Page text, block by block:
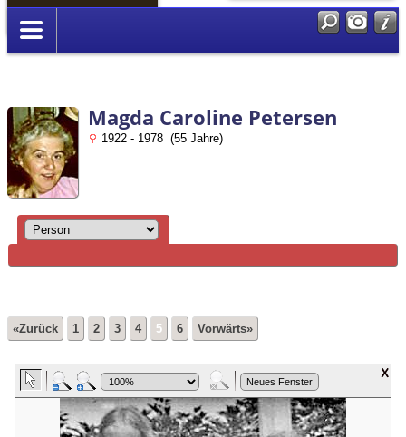
Anmelden
Magda Caroline Petersen
1922 - 1978 (55 Jahre)
«Zurück 1 2 3 4 5 6 Vorwärts»